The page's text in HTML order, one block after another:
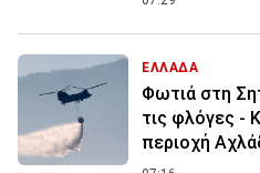
ΕΛΛΑΔΑ
Φωτιά στη
τις φλόγες -
περιοχή